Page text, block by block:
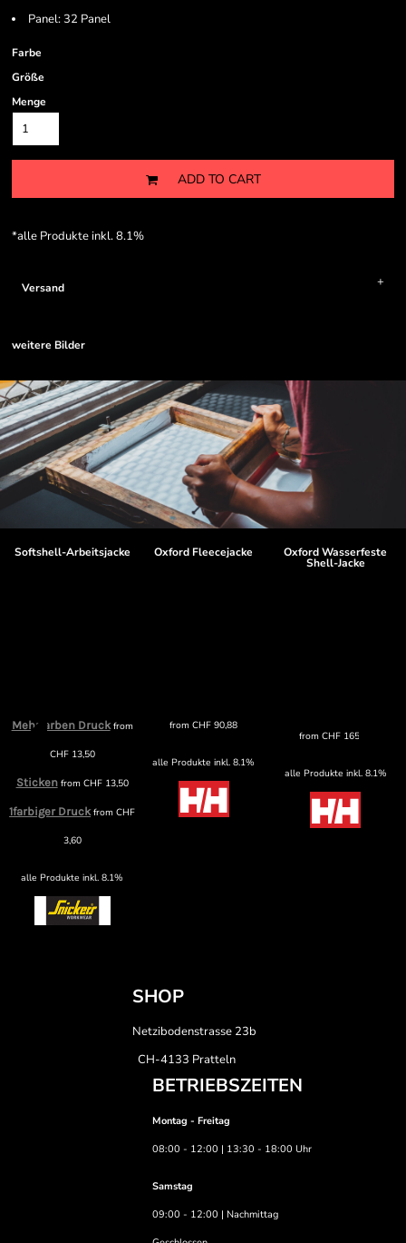
Panel: 32 Panel
Farbe
Größe
Menge
ADD TO CART
*alle Produkte inkl. 8.1%
Versand
weitere Bilder
Softshell-Arbeitsjacke
Mehrfarben Druckfrom
CHF13,50
Stickenfrom CHF13,50
1farbiger DruckfromCHF
3,60
alle Produkte inkl. 8.1%
Oxford Fleecejacke
fromCHF 90,88
alle Produkte inkl. 8.1%
Oxford Wasserfeste
Shell-Jacke
from CHF165,89
alle Produkte inkl. 8.1%
SHOP
Netzibodenstrasse 23b
CH-4133 Pratteln
BETRIEBSZEITEN
Montag - Freitag
08:00 - 12:00 | 13:30 - 18:00 Uhr
Samstag
09:00 - 12:00 | Nachmittag